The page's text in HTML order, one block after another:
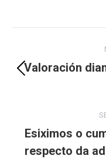
navigation
Valoración
Esiximos o
respecto da